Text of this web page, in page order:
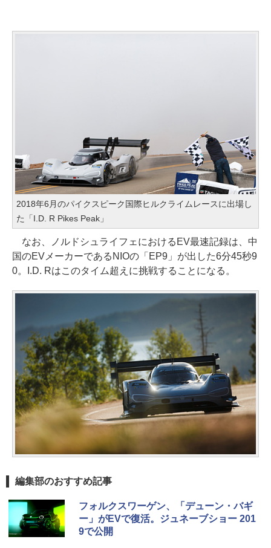
2018年6月のパイクスピーク国際ヒルクライムレースに出場し
た「I.D. R Pikes Peak」
なお、ノルドシュライフェにおけるEV最速記録は、中
国のEVメーカーであるNIOの「EP9」が出した6分45秒9
0。I.D. Rはこのタイム超えに挑戦することになる。
編集部のおすすめ記事
フォルクスワーゲン、「デューン・バギ
ー」がEVで復活。ジュネーブショー 201
9で公開